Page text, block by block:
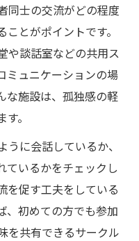
同士の交流がどの程度
とがポイントです。
や談話室などの共用ス
ミュニケーションの場
な施設は、孤独感の軽
。
に会話しているか、
ているかをチェックし
を促す工夫をしている
、初めての方でも参加
を共有できるサークル